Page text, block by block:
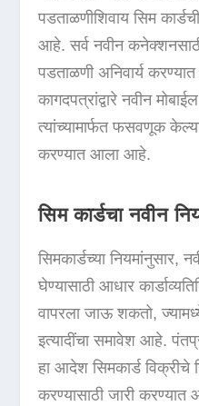
पडताळणीशिवाय सिम
आहे. सर्व नवीन
पडताळणी अनिवार्य
कागदपत्रांद्वारे नवीन
त्यांच्यामार्फत फसवणूक
करण्यात आला आहे.
सिम कार्डचा नवीन
सिमकार्डच्या नियमांनुसार,
घेण्यासाठी आधार
वापरला जाऊ शकतो,
इत्यादींचा समावेश आहे.
हा आदेश सिमकार्ड
करण्यासाठी जारी